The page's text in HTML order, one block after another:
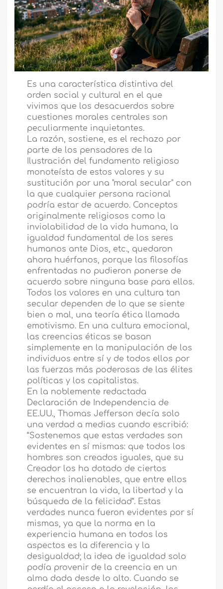
Es una característica distintiva del
orden social y cultural en el que
vivimos que los desacuerdos sobre
cuestiones morales centrales son
peculiarmente inquietantes.
La razón, sostiene, es el rechazo por
parte de los pensadores de la
Ilustración del fundamento religioso
monoteísta de estos valores y su
sustitución por una "moral secular" con
la que cualquier persona racional
podría estar de acuerdo. Conceptos
originalmente religiosos como la
inviolabilidad de la vida humana, la
igualdad fundamental de los seres
humanos ante Dios, etc., quedaron
ahora huérfanos, porque las filosofías
enfrentadas no pudieron ponerse de
acuerdo sobre ninguna base para ellos.
Todos los valores en una cultura tan
secular dependen de lo que se siente
bien o mal, una teoría ética llamada
emotivismo. En una cultura emocional,
las creencias éticas se basan
simplemente en la manipulación de los
individuos entre sí y de todos ellos por
las fuerzas más poderosas de las élites
políticas y los capitalistas.
En la noblemente redactada
Declaración de Independencia de
EE.UU., Thomas Jefferson decía solo
una verdad a medias cuando escribió:
“Sostenemos que estas verdades son
evidentes en sí mismas: que todos los
hombres son creados iguales, que su
Creador los ha dotado de ciertos
derechos inalienables, que entre ellos
se encuentran la vida, la libertad y la
búsqueda de la felicidad”. Estas
verdades nunca fueron evidentes por sí
mismas, ya que la norma en la
experiencia humana en todos los
aspectos es la diferencia y la
desigualdad; la idea de igualdad solo
podía provenir de la creencia en un
alma dada desde lo alto. Cuando se